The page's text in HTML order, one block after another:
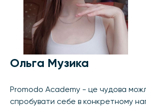
Ольга Музика
Promodo Academy - це чудова
спробувати себе в конкретному